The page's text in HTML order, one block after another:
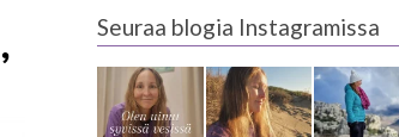
Seuraa blogia Instagramissa